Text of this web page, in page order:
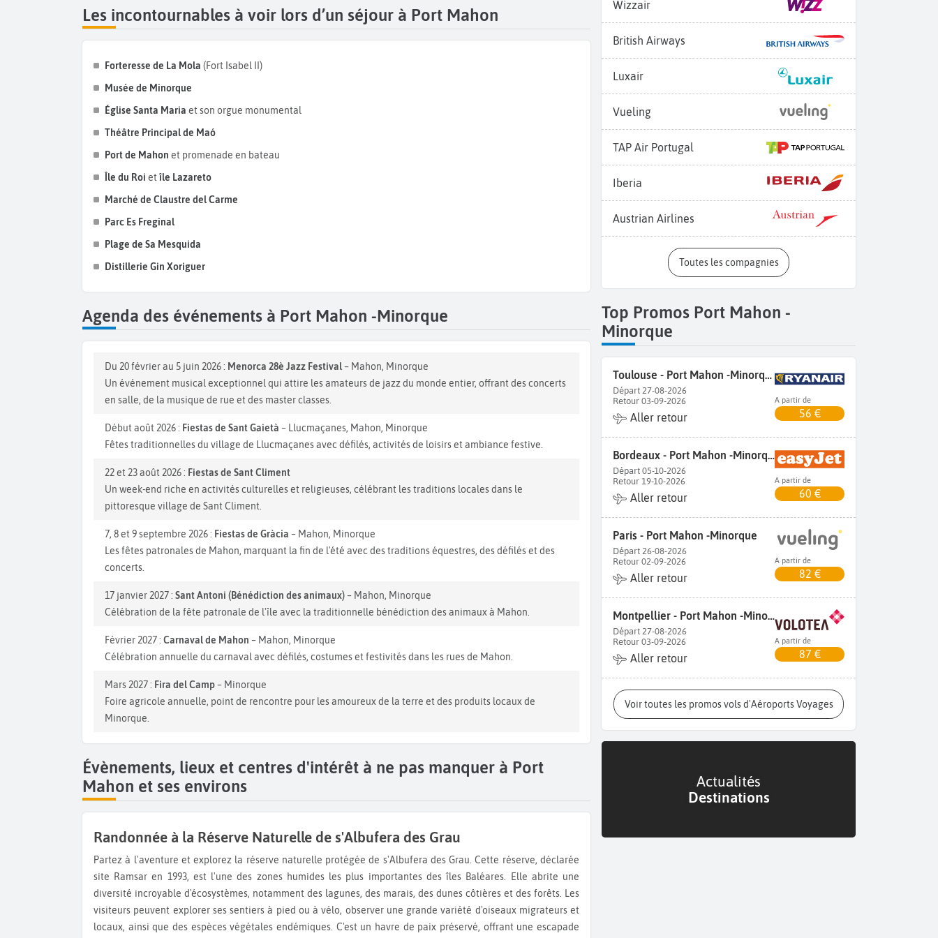
Les incontournables à voir lors d’un séjour à Port Mahon
Forteresse de La Mola (Fort Isabel II)
Musée de Minorque
Église Santa Maria et son orgue monumental
Théâtre Principal de Maó
Port de Mahon et promenade en bateau
Île du Roi et île Lazareto
Marché de Claustre del Carme
Parc Es Freginal
Plage de Sa Mesquida
Distillerie Gin Xoriguer
Agenda des événements à Port Mahon -Minorque
Du 20 février au 5 juin 2026 : Menorca 28è Jazz Festival– Mahon, Minorque
Un événement musical exceptionnel qui attire les amateurs de jazz du monde entier, offrant des concerts
en salle, de la musique de rue et des master classes.
Début août 2026 : Fiestas de Sant Gaietà – Llucmaçanes, Mahon, Minorque
Fêtes traditionnelles du village de Llucmaçanes avec défilés, activités de loisirs et ambiance festive.
22 et 23 août 2026 : Fiestas de Sant Climent
Un week-end riche en activités culturelles et religieuses, célébrant les traditions locales dans le
pittoresque village de Sant Climent.
7, 8 et 9 septembre 2026 : Fiestas de Gràcia – Mahon, Minorque
Les fêtes patronales de Mahon, marquant la fin de l'été avec des traditions équestres, des défilés et des
concerts.
17 janvier 2027 : Sant Antoni (Bénédiction des animaux)– Mahon, Minorque
Célébration de la fête patronale de l'île avec la traditionnelle bénédiction des animaux à Mahon.
Février 2027 : Carnaval de Mahon – Mahon, Minorque
Célébration annuelle du carnaval avec défilés, costumes et festivités dans les rues de Mahon.
Mars 2027 : Fira del Camp– Minorque
Foire agricole annuelle, point de rencontre pour les amoureux de la terre et des produits locaux de
Minorque.
Évènements, lieux et centres d'intérêt à ne pas manquer à Port
Mahon et ses environs
Randonnée à la Réserve Naturelle de s'Albufera des Grau
Partez à l'aventure et explorez la réserve naturelle protégée de s'Albufera des Grau. Cette réserve, déclarée
site Ramsar en 1993, est l'une des zones humides les plus importantes des îles Baléares. Elle abrite une
diversité incroyable d'écosystèmes, notamment des lagunes, des marais, des dunes côtières et des forêts. Les
visiteurs peuvent explorer ses sentiers à pied ou à vélo, observer une grande variété d'oiseaux migrateurs et
locaux, ainsi que des espèces végétales endémiques. C'est un havre de paix préservé, offrant une escapade
Wizzair
British Airways
Luxair
Vueling
TAP Air Portugal
Iberia
Austrian Airlines
Toutes les compagnies
Top Promos Port Mahon -
Minorque
Toulouse - Port Mahon -Minorque
Départ 27-08-2026
Retour 03-09-2026
Aller retour
A partir de
56 €
Bordeaux - Port Mahon -Minorque
Départ 05-10-2026
Retour 19-10-2026
Aller retour
A partir de
60 €
Paris - Port Mahon -Minorque
Départ 26-08-2026
Retour 02-09-2026
Aller retour
A partir de
82 €
Montpellier - Port Mahon -Minorque
Départ 27-08-2026
Retour 03-09-2026
Aller retour
A partir de
87 €
Voir toutes les promos vols d'Aéroports Voyages
Actualités
Destinations